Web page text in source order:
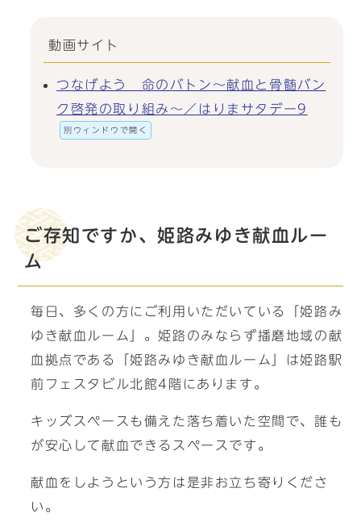
動画サイト
つなげよう 命のバトン～献血と骨髄バン
ク啓発の取り組み～／はりまサタデー9
別ウィンドウで開く
ご存知ですか、姫路みゆき献血ルー
ム
毎日、多くの方にご利用いただいている「姫路み
ゆき献血ルーム」。姫路のみならず播磨地域の献
血拠点である「姫路みゆき献血ルーム」は姫路駅
前フェスタビル北館4階にあります。
キッズスペースも備えた落ち着いた空間で、誰も
が安心して献血できるスペースです。
献血をしようという方は是非お立ち寄りくださ
い。